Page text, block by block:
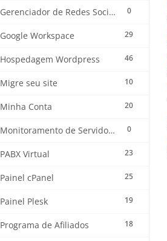
0
Gerenciador de Redes Sociais
29
Google Workspace
46
Hospedagem Wordpress
10
Migre seu site
20
Minha Conta
0
Monitoramento de Servidores
23
PABX Virtual
25
Painel cPanel
19
Painel Plesk
18
Programa de Afiliados